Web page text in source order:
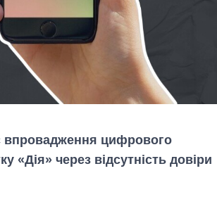
впровадження цифрового
«Дія» через відсутність довіри